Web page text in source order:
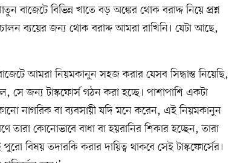
বাজেটে বিভিন্ন খাতে বড় অঙ্কের থোক বরাদ্দ নিয়ে প্রশ্ন
ব্যয়ের জন্য থোক বরাদ্দ আমরা রাখিনি। যেটা আছে,
আমরা নিয়মকানুন সহজ করার যেসব সিদ্ধান্ত নিয়েছি,
সে জন্য টাস্কফোর্স গঠন করা হচ্ছে। পাশাপাশি একটা
নাগরিক বা ব্যবসায়ী যদি মনে করেন, এই নিয়মকানুন
তারা কোনোভাবে বাধা বা হয়রানির শিকার হচ্ছেন, তারা
বিষয় তদারকি করার দায়িত্ব থাকবে সেই টাস্কফোর্সের।